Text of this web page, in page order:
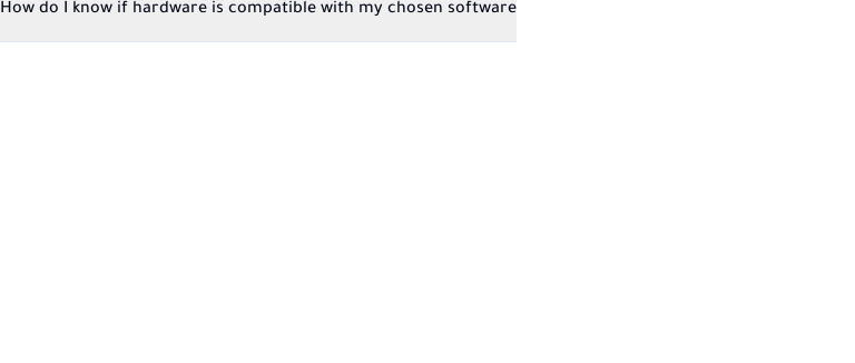
How do I know if hardware is compatible with my chosen software?